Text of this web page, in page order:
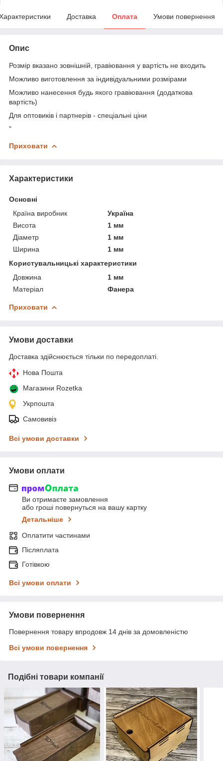
Доставка Оплата Умови повернення
Опис
Розмір вказано зовнішній, гравіювання у вартість не входить
Можливо виготовлення за індивідуальними розмірами
Можливо нанесення будь якого гравіювання (додаткова
вартість)
Для оптовиків і партнерів - спеціальні ціни
"
Приховати
Характеристики
Основні
Країна виробник
Україна
Висота
1 мм
Діаметр
1 мм
Ширина
1 мм
Користувальницькі характеристики
Довжина
1 мм
Матеріал
Фанера
Приховати
Умови доставки
Доставка здійснюється тільки по передоплаті.
Нова Пошта
Магазини Rozetka
Укрпошта
Самовивіз
Всі умови доставки
Умови оплати
Ви отримаєте замовлення
або гроші повернуться на вашу картку
Детальніше
Оплатити частинами
Післяплата
Готівкою
Всі умови оплати
Умови повернення
Повернення товару впродовж 14 днів за домовленістю
Всі умови повернення
Подібні товари компанії